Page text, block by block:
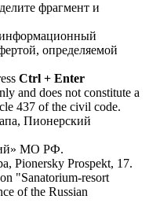
фрагмент и
определяемой
Ctrl + Enter
and does not constitute a
437 of the civil code.
Пионерский
МО РФ.
Pionersky Prospekt, 17.
"Sanatorium-resort
of the Russian